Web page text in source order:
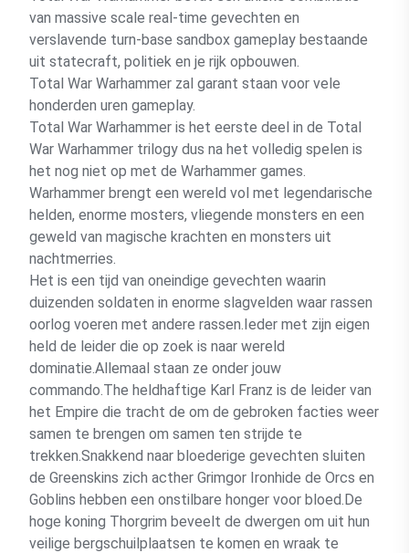
van massive scale real-time gevechten en
verslavende turn-base sandbox gameplay bestaande
uit statecraft, politiek en je rijk opbouwen.
Total War Warhammer zal garant staan voor vele
honderden uren gameplay.
Total War Warhammer is het eerste deel in de Total
War Warhammer trilogy dus na het volledig spelen is
het nog niet op met de Warhammer games.
Warhammer brengt een wereld vol met legendarische
helden, enorme mosters, vliegende monsters en een
geweld van magische krachten en monsters uit
nachtmerries.
Het is een tijd van oneindige gevechten waarin
duizenden soldaten in enorme slagvelden waar rassen
oorlog voeren met andere rassen.Ieder met zijn eigen
held de leider die op zoek is naar wereld
dominatie.Allemaal staan ze onder jouw
commando.The heldhaftige Karl Franz is de leider van
het Empire die tracht de om de gebroken facties weer
samen te brengen om samen ten strijde te
trekken.Snakkend naar bloederige gevechten sluiten
de Greenskins zich acther Grimgor Ironhide de Orcs en
Goblins hebben een onstilbare honger voor bloed.De
hoge koning Thorgrim beveelt de dwergen om uit hun
veilige bergschuilplaatsen te komen en wraak te